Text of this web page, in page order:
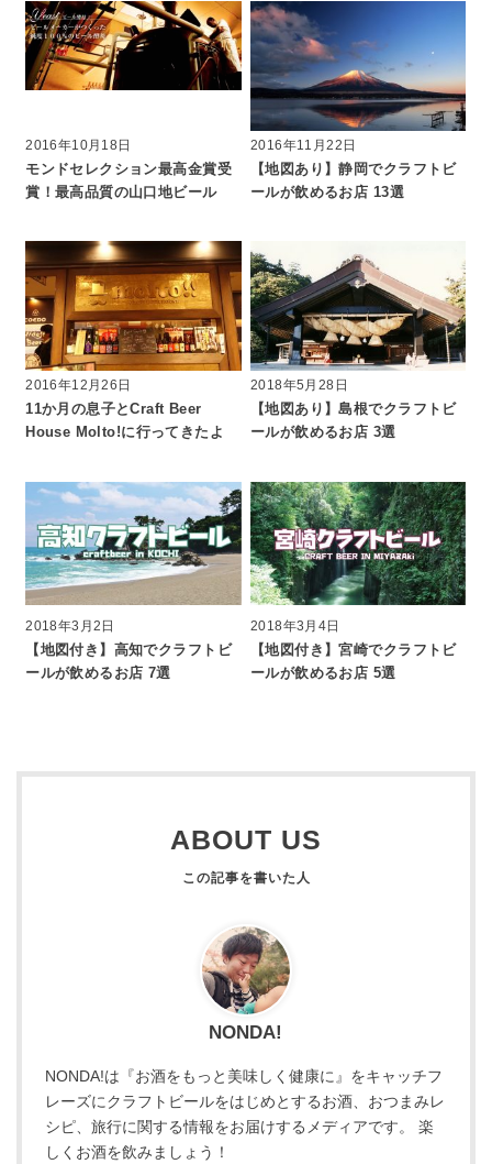
2016年10月18日
モンドセレクション最高金賞受
賞！最高品質の山口地ビール
2016年11月22日
【地図あり】静岡でクラフトビ
ールが飲めるお店 13選
2016年12月26日
11か月の息子とCraft Beer
House Molto!に行ってきたよ
2018年5月28日
【地図あり】島根でクラフトビ
ールが飲めるお店 3選
2018年3月2日
【地図付き】高知でクラフトビ
ールが飲めるお店 7選
2018年3月4日
【地図付き】宮崎でクラフトビ
ールが飲めるお店 5選
ABOUT US
NONDA!
NONDA!は『お酒をもっと美味しく健康に』をキャッチフ
レーズにクラフトビールをはじめとするお酒、おつまみレ
シピ、旅行に関する情報をお届けするメディアです。 楽
しくお酒を飲みましょう！